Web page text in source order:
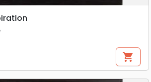
shopping_cart